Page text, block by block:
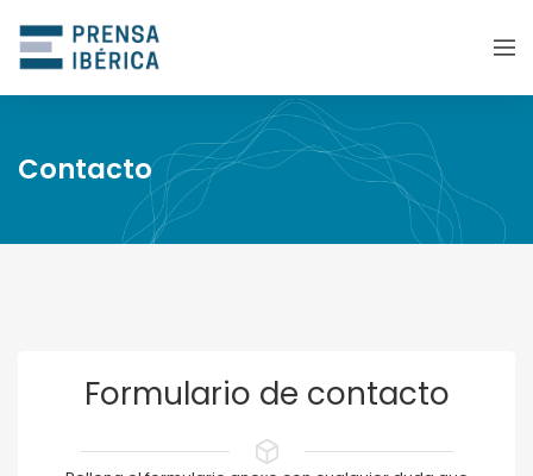
Contacto
Formulario de contacto